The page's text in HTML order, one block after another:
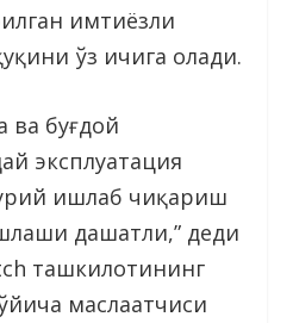
имтиёзли
ўз ичига олади.
ва буғдой
эксплуатация
ишлаб чиқариш
даҳшатли,” деди
ташкилотининг
маслаҳатчиси